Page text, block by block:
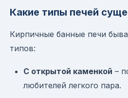
Какие типы печей
Кирпичные банные печи
типов:
С открытой каменкой –
любителей легкого пара.